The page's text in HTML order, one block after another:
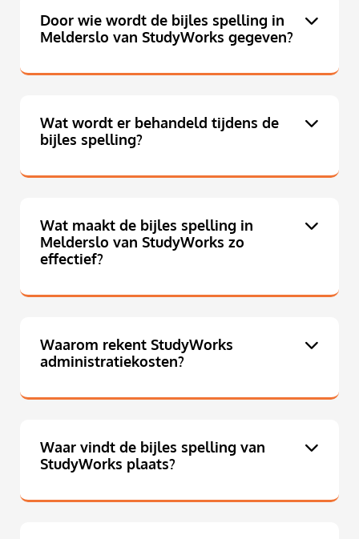
Door wie wordt de bijles spelling in
Melderslo van StudyWorks gegeven?
Wat wordt er behandeld tijdens de
bijles spelling?
Wat maakt de bijles spelling in
Melderslo van StudyWorks zo
effectief?
Waarom rekent StudyWorks
administratiekosten?
Waar vindt de bijles spelling van
StudyWorks plaats?